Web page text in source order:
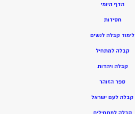
הדף היומי
חסידות
לימוד קבלה לנשים
קבלה למתחיל
קבלה ויהדות
ספר הזוהר
קבלה לעם ישראל
קבלה למתחילים